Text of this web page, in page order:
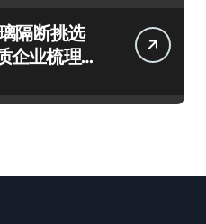
隔断挑选
企业梳理